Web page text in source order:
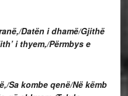
Datën i dhamë/Gjithë
i thyem,/Përmbys e
Sa kombe qenë/Në këmb